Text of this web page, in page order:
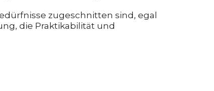
zugeschnitten sind, egal
die Praktikabilität und